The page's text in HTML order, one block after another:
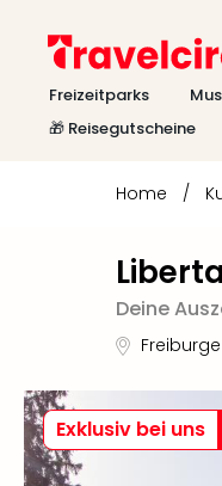
Freizeitparks
🎁 Reisegutscheine
Home /
Deine
Exklusiv bei uns